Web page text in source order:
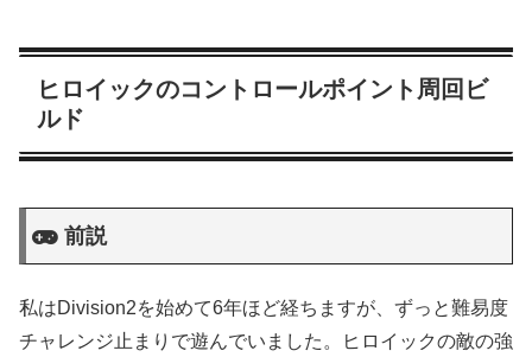
ヒロイックのコントロールポイント周回ビ
ルド
前説
私はDivision2を始めて6年ほど経ちますが、ずっと難易度
チャレンジ止まりで遊んでいました。ヒロイックの敵の強